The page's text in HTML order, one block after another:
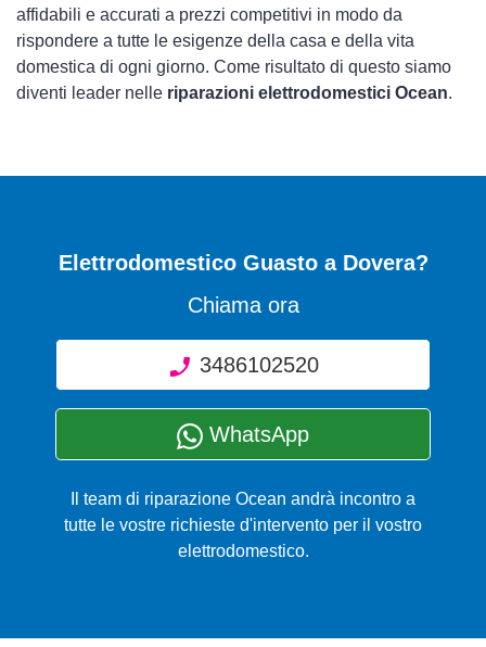
affidabili e accurati a prezzi competitivi in modo da
rispondere a tutte le esigenze della casa e della vita
domestica di ogni giorno. Come risultato di questo siamo
diventi leader nelle riparazioni elettrodomestici Ocean.
Elettrodomestico Guastoa Dovera?
Chiama ora
3486102520
WhatsApp
Il team di riparazione Ocean andrà incontro a
tutte le vostre richieste d'intervento per il vostro
elettrodomestico.